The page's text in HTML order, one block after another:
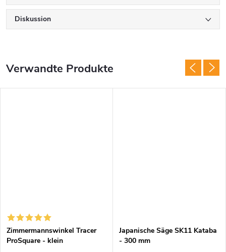
Diskussion
Verwandte Produkte
Zimmermannswinkel Tracer
ProSquare - klein
Japanische Säge SK11 Kataba
- 300 mm